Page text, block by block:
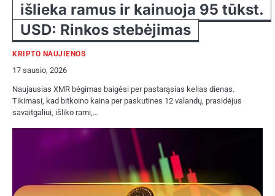
išlieka ramus ir kainuoja 95 tūkst.
USD: Rinkos stebėjimas
KRIPTO NAUJIENOS
17 sausio, 2026
Naujausias XMR bėgimas baigėsi per pastarąsias kelias dienas.
Tikimasi, kad bitkoino kaina per paskutines 12 valandų, prasidėjus
savaitgaliui, išliko rami,…